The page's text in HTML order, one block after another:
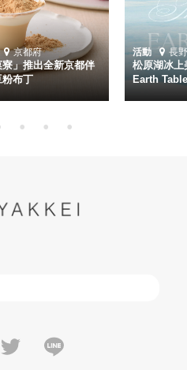
京都府
」推出全新京都伴
布丁
活動 長
松原湖冰
Earth